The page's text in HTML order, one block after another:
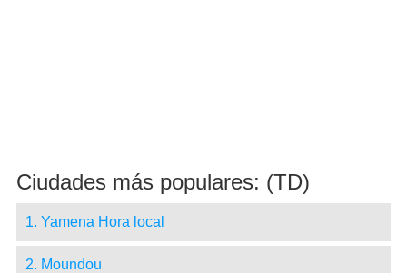
Ciudades más populares: (TD)
1. Yamena Hora local
2. Moundou